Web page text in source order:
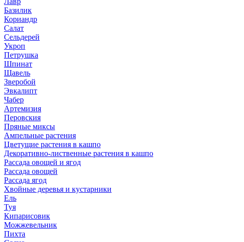
Базилик
Кориандр
Салат
Сельдерей
Укроп
Петрушка
Шпинат
Щавель
Зверобой
Эвкалипт
Чабер
Артемизия
Перовския
Пряные миксы
Ампельные растения
Цветущие растения в кашпо
Декоративно-лиственные растения в кашпо
Рассада овощей и ягод
Рассада овощей
Рассада ягод
Хвойные деревья и кустарники
Ель
Туя
Кипарисовик
Можжевельник
Пихта